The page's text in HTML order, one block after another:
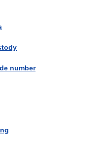
number